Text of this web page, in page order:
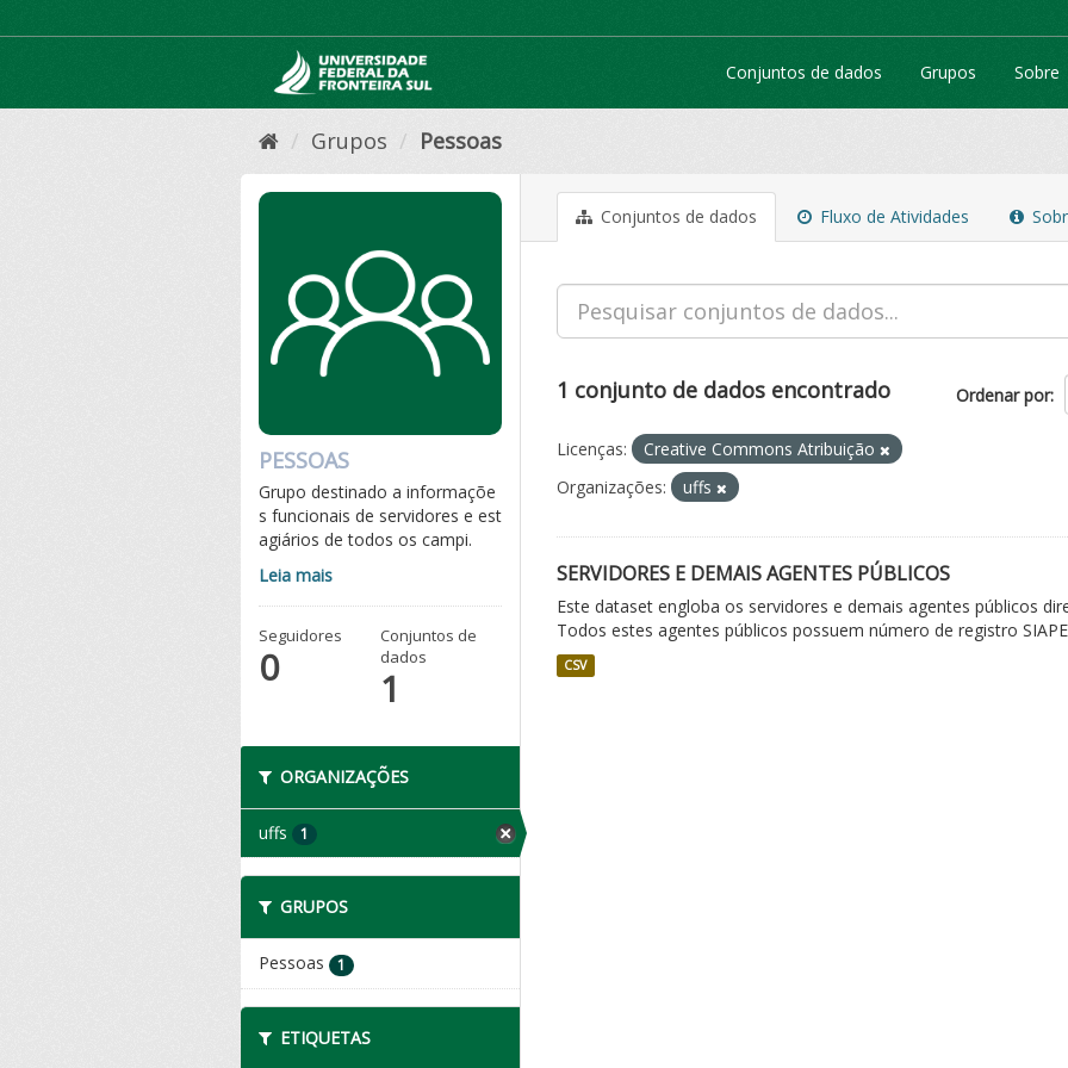
para
Conjuntos de dados Grupos Sobre
Grupos Pessoas
PESSOAS
Grupo destinado a informaçõe
s funcionais de servidores e est
agiários de todos os campi.
Leia mais
Seguidores
0
Conjuntos de
dados
1
ORGANIZAÇÕES
uffs 1
GRUPOS
Pessoas 1
ETIQUETAS
Conjuntos de dados Fluxo de Atividades
Ordenar por
1 conjunto de dados encontrado
Licenças:
Creative Commons Atribuição
Organizações:
uffs
SERVIDORES E DEMAIS AGENTES PÚBLICOS
Este dataset engloba os servidores e demais agentes públicos
Todos estes agentes públicos possuem número de registro
CSV